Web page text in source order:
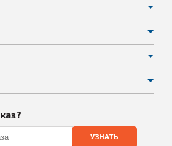
УЗНАТЬ